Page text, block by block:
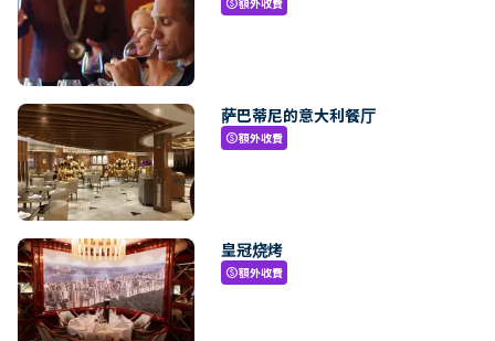
paid
萨巴蒂尼的意大利餐厅
paid額外收費
皇冠烧烤
paid額外收費